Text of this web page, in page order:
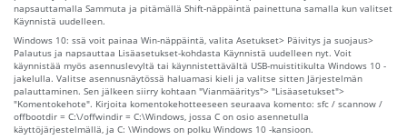
napsauttamalla Sammuta ja pitämällä Shift-näppäintä painettuna samalla kun valitset
Käynnistä uudelleen.
Windows 10: ssä voit painaa Win-näppäintä, valita Asetukset> Päivitys ja suojaus>
Palautus ja napsauttaa Lisäasetukset-kohdasta Käynnistä uudelleen nyt. Voit
käynnistää myös asennuslevyltä tai käynnistettävältä USB-muistitikulta Windows 10 -
jakelulla. Valitse asennusnäytössä haluamasi kieli ja valitse sitten Järjestelmän
palauttaminen. Sen jälkeen siirry kohtaan "Vianmääritys"> "Lisäasetukset">
"Komentokehote". Kirjoita komentokehotteeseen seuraava komento: sfc / scannow /
offbootdir = C:\/offwindir = C:\Windows, jossa C on osio asennetulla
käyttöjärjestelmällä, ja C: \Windows on polku Windows 10 -kansioon.